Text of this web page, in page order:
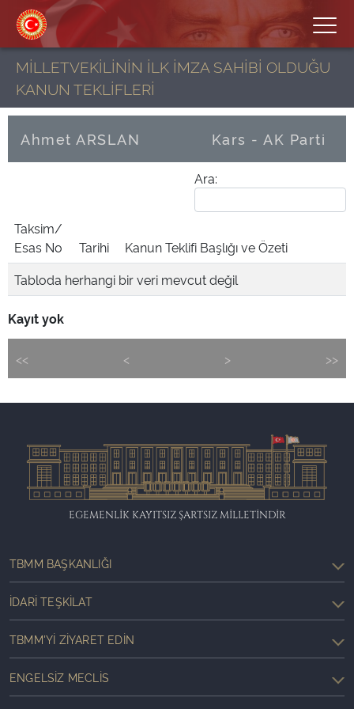
MİLLETVEKİLİNİN İLK İMZA SAHİBİ OLDUĞU
KANUN TEKLİFLERİ
Ahmet ARSLAN Kars - AK Parti
Ara:
Taksim/
Esas No
Tarihi
Kanun Teklifi Başlığı ve Özeti
Tabloda herhangi bir veri mevcut değil
Kayıt yok
<< < > >>
EGEMENLİK KAYITSIZ ŞARTSIZ MİLLETİNDİR
TBMM BAŞKANLIĞI
İDARI TEŞKILAT
TBMM'YI ZIYARET EDIN
ENGELSIZ MECLIS